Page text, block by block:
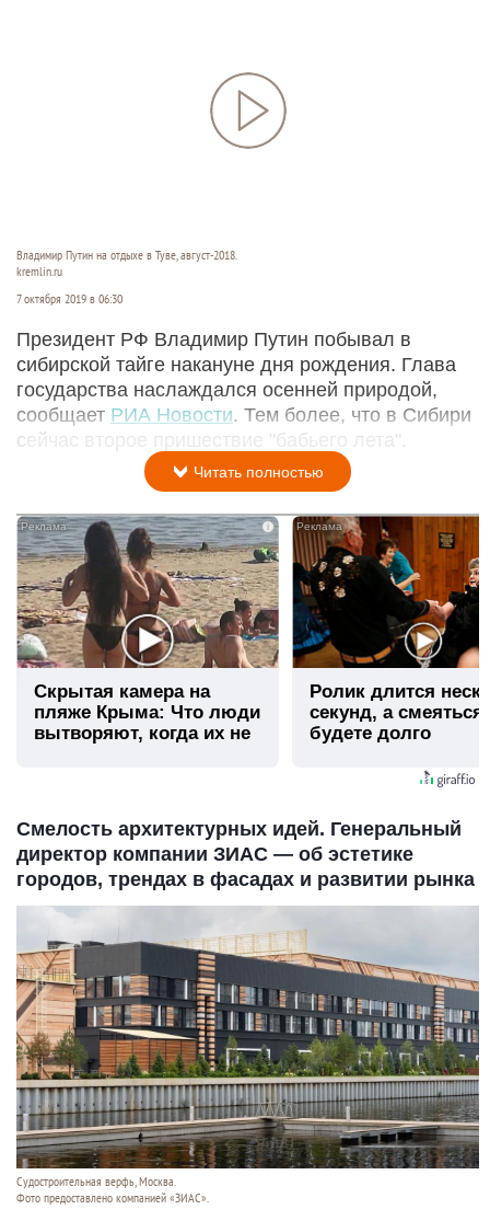
Владимир Путин на отдыхе в Туве, август-2018.
kremlin.ru
7 октября 2019 в 06:30
Президент РФ Владимир Путин побывал в
сибирской тайге накануне дня рождения. Глава
государства наслаждался осенней природой,
сообщает РИА Новости. Тем более, что в Сибири
сейчас второе пришествие "бабьего лета".
Читать полностью
i
Скрытая камера на
пляже Крыма: Что люди
вытворяют, когда их не
Ролик длится
секунд, а
будете долго
Смелость архитектурных идей. Генеральный
директор компании ЗИАС — об эстетике
городов, трендах в фасадах и развитии рынка
Судостроитель­ная верфь, Москва.
Фото предоставлено компанией «ЗИАС».